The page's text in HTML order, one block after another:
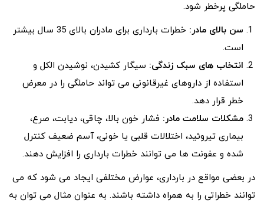
حاملگی پرخطر شود.
سن بالای مادر:
خطرات بارداری برای مادران بالای 35 سال بیشتر
است.
انتخاب های سبک زندگی: سیگار کشیدن، نوشیدن الکل و
استفاده از داروهای غیرقانونی می تواند حاملگی را در معرض
خطر قرار دهد.
مشکلات سلامت مادر: فشار خون بالا، چاقی، دیابت، صرع،
بیماری تیروئید، اختلالات قلبی یا خونی، آسم ضعیف کنترل
شده و عفونت ها می توانند خطرات بارداری را افزایش دهند.
در بعضی مواقع در بارداری، عوارض مختلفی ایجاد می شود که می
توانند خطراتی را به همراه داشته باشند. به عنوان مثال می توان به